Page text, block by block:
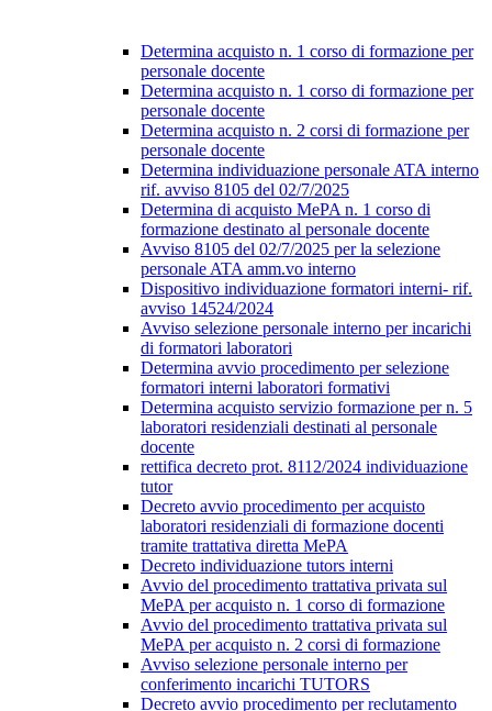
Determina acquisto n. 1 corso di formazione per
personale docente
Determina acquisto n. 1 corso di formazione per
personale docente
Determina acquisto n. 2 corsi di formazione per
personale docente
Determina individuazione personale ATA interno
rif. avviso 8105 del 02/7/2025
Determina di acquisto MePA n. 1 corso di
formazione destinato al personale docente
Avviso 8105 del 02/7/2025 per la selezione
personale ATA amm.vo interno
Dispositivo individuazione formatori interni- rif.
avviso 14524/2024
Avviso selezione personale interno per incarichi
di formatori laboratori
Determina avvio procedimento per selezione
formatori interni laboratori formativi
Determina acquisto servizio formazione per n. 5
laboratori residenziali destinati al personale
docente
rettifica decreto prot. 8112/2024 individuazione
tutor
Decreto avvio procedimento per acquisto
laboratori residenziali di formazione docenti
tramite trattativa diretta MePA
Decreto individuazione tutors interni
Avvio del procedimento trattativa privata sul
MePA per acquisto n. 1 corso di formazione
Avvio del procedimento trattativa privata sul
MePA per acquisto n. 2 corsi di formazione
Avviso selezione personale interno per
conferimento incarichi TUTORS
Decreto avvio procedimento per reclutamento